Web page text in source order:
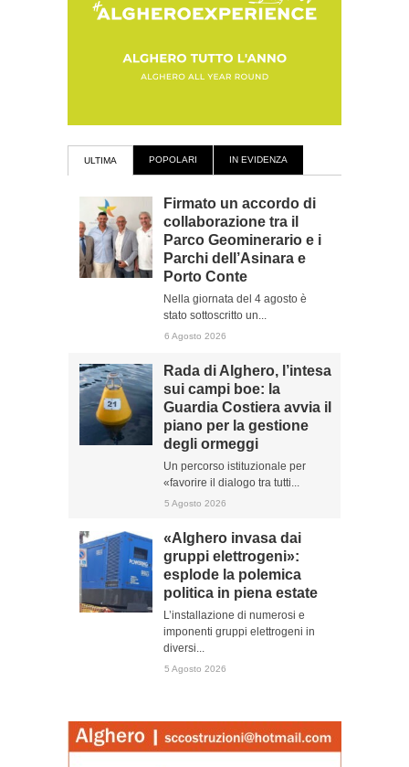
ULTIMA POPOLARI IN EVIDENZA
Firmato un accordo di
collaborazione tra il
Parco Geominerario e i
Parchi dell’Asinara e
Porto Conte
Nella giornata del 4 agosto è
stato sottoscritto un...
6 Agosto 2026
Rada di Alghero, l’intesa
sui campi boe: la
Guardia Costiera avvia il
piano per la gestione
degli ormeggi
Un percorso istituzionale per
«favorire il dialogo tra tutti...
5 Agosto 2026
«Alghero invasa dai
gruppi elettrogeni»:
esplode la polemica
politica in piena estate
L’installazione di numerosi e
imponenti gruppi elettrogeni in
diversi...
5 Agosto 2026